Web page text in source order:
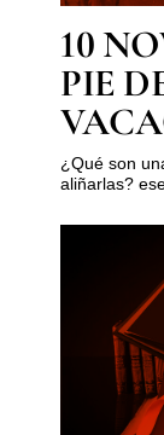
10
PIE
¿Qué son
aliñarlas?